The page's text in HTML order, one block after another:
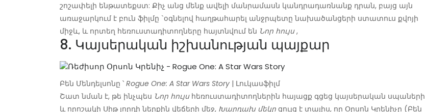
շոշափելի ենթատեքստ: Քիչ անց մենք ավելի մանրամասն կանդրադառնանք դրան, բայց այն
առաջարկում է բուն ֆիլմը `օգնելով հաղթահարել անջրպետը նախածանցերի ստատուս քվոյի
միջև, և որտեղ հեռուստադիտողները հայտնվում են Նոր հույս,
8. Կայսերական իշխանության պայքար
Բեն Մենդելսոնը ՝ Rogue One: A Star Wars Story | Լուկասֆիլմ
Շատ նման է, թե ինչպես Նոր հույսհեռուստադիտողներին հայացք գցեց կայսերական սպաների
և որոշակի Սիթ լորդի ներքին վեճերի մեջ, Խարդախ մեկը ցույց է տալիս, որ Օրսոն Կրենիչը (Բեն